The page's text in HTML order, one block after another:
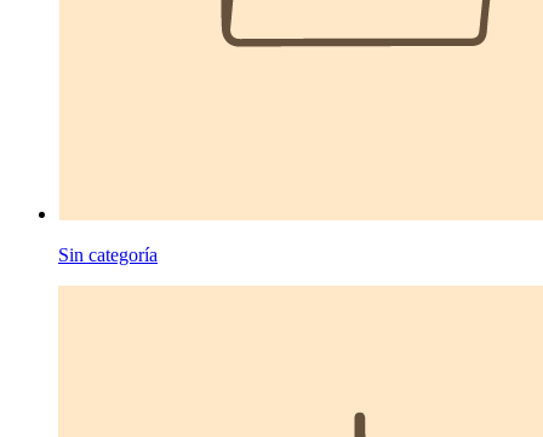
Sin categoría